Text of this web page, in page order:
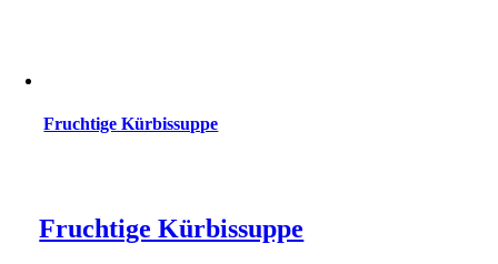
Fruchtige Kürbissuppe
Fruchtige Kürbissuppe